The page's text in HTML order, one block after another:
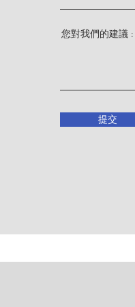
您對我們的建議
提交